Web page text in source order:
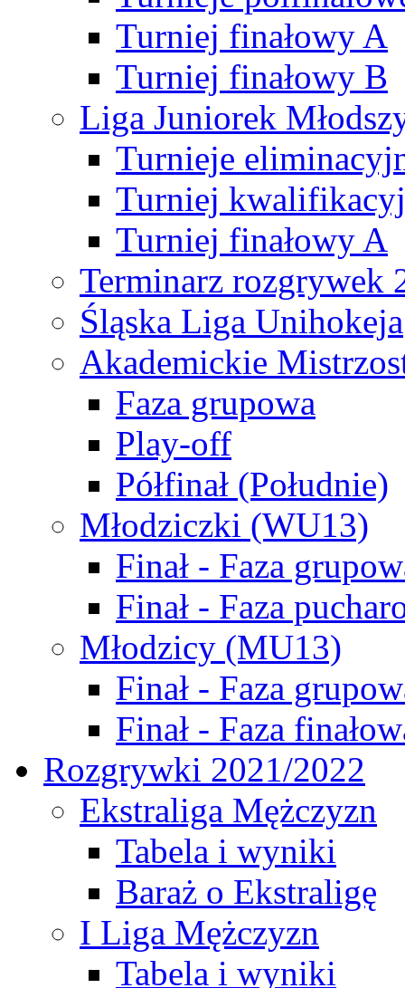
Turniej finałowy A
Turniej finałowy B
Liga Juniorek
Turnieje
Turniej
Turniej finałowy A
Terminarz rozgrywek
Śląska Liga Unihokeja
Akademickie
Faza grupowa
Play-off
Półfinał (Południe)
Młodziczki (WU13)
Finał - Faza
Finał - Faza
Młodzicy (MU13)
Finał - Faza
Finał - Faza
Rozgrywki 2021/2022
Ekstraliga Mężczyzn
Tabela i wyniki
Baraż o Ekstraligę
I Liga Mężczyzn
Tabela i wyniki